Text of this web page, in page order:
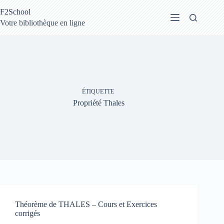
au
contenu
F2School
Votre bibliothèque en ligne
ÉTIQUETTE
Propriété Thales
Théorème de THALES – Cours et Exercices
corrigés